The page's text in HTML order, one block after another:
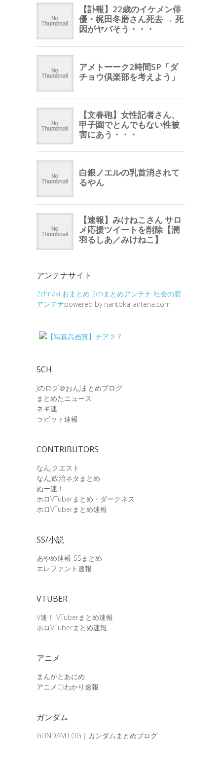
アンテナサイト
2chnavi おまとめ 2chまとめアンテナ 社会の窓
アンテナpowered by nantoka-antena.com
5CH
Jのログ＠おんJまとめブログ
まとめたニュース
ネギ速
ラビット速報
CONTRIBUTORS
なんJクエスト
なんJ政治ネタまとめ
ぬー速！
ホロVTuberまとめ・ダークネス
ホロVTuberまとめ速報
SS/小説
あやめ速報-SSまとめ-
エレファント速報
VTUBER
V速！ VTuberまとめ速報
ホロVTuberまとめ速報
アニメ
まんがとあにめ
アニメ〇わかり速報
ガンダム
GUNDAM.LOG｜ガンダムまとめブログ